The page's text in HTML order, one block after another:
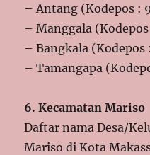
– Antang (Kodepos :
– Manggala
– Bangkala (Kodepos
– Tamangapa
6. Kecamatan Mariso
Daftar nama Desa/
Mariso di Kota